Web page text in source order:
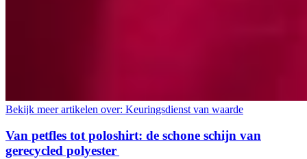
Bekijk meer artikelen over: Keuringsdienst van waarde
Van petfles tot poloshirt: de schone schijn van
gerecycled polyester